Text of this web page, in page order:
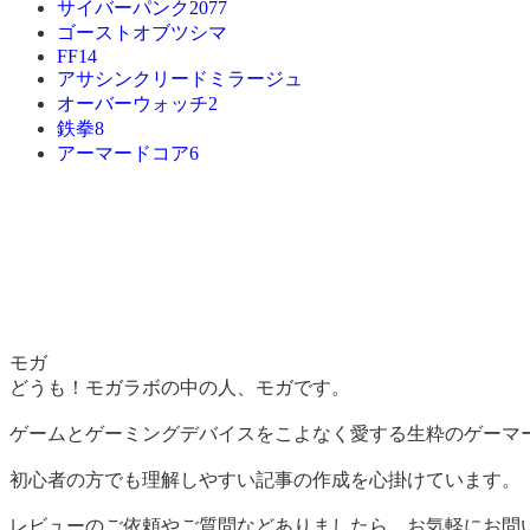
サイバーパンク2077
ゴーストオブツシマ
FF14
アサシンクリードミラージュ
オーバーウォッチ2
鉄拳8
アーマードコア6
モガ
どうも！モガラボの中の人、モガです。
ゲームとゲーミングデバイスをこよなく愛する生粋のゲーマ
初心者の方でも理解しやすい記事の作成を心掛けています。
レビューのご依頼やご質問などありましたら、お気軽にお問